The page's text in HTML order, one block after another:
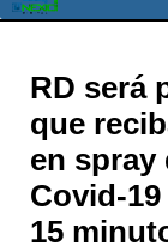
RD será
que
en spray
Covid-
15